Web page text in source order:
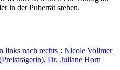
in der Pubertät stehen.